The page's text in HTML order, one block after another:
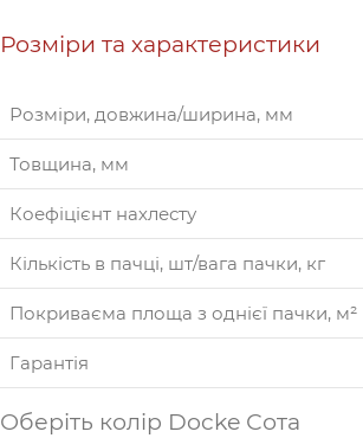
Розміри та характеристики
Розміри, довжина/ширина, мм
Товщина, мм
Коефіцієнт нахлесту
Кількість в пачці, шт/вага пачки, кг
Покриваєма площа з однієї пачки, м²
Гарантія
Оберіть колір Docke Сота